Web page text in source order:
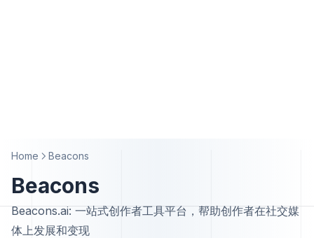
Home Beacons
Beacons
Beacons.ai: 一站式创作者工具平台，帮助创作者在社交媒
体上发展和变现